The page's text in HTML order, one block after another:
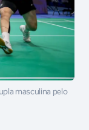
masculina pelo